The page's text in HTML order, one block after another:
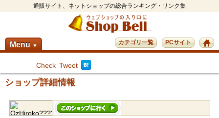
通販サイト、ネットショップの総合ランキング・リンク集
Menu ▼ PCサイト
カテゴリ一覧
Check Tweet
ショップ詳細情報